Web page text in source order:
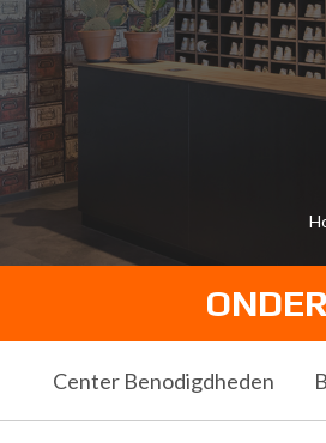
Center Benodigdheden